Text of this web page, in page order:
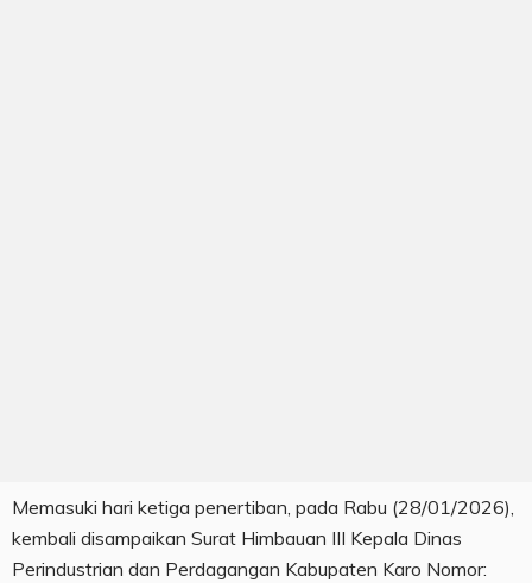
Memasuki hari ketiga penertiban, pada Rabu (28/01/2026),
kembali disampaikan Surat Himbauan III Kepala Dinas
Perindustrian dan Perdagangan Kabupaten Karo Nomor: